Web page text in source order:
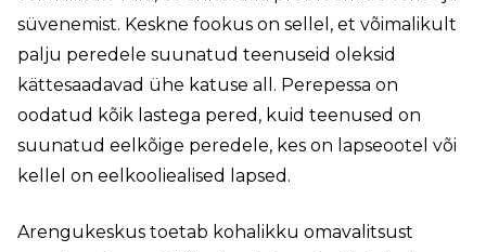
süvenemist. Keskne fookus on sellel, et võimalikult
palju peredele suunatud teenuseid oleksid
kättesaadavad ühe katuse all. Perepessa on
oodatud kõik lastega pered, kuid teenused on
suunatud eelkõige peredele, kes on lapseootel või
kellel on eelkooliealised lapsed.
Arengukeskus toetab kohalikku omavalitsust